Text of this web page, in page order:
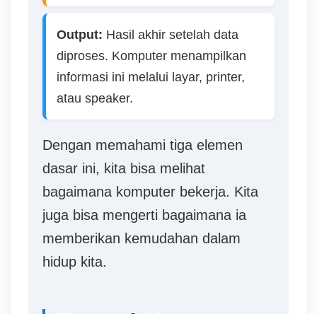
l
t
e
r
n
a
t
i
f
Output: Hasil akhir setelah data
diproses. Komputer menampilkan
informasi ini melalui layar, printer,
atau speaker.
Dengan memahami tiga elemen
dasar ini, kita bisa melihat
bagaimana komputer bekerja. Kita
juga bisa mengerti bagaimana ia
memberikan kemudahan dalam
hidup kita.